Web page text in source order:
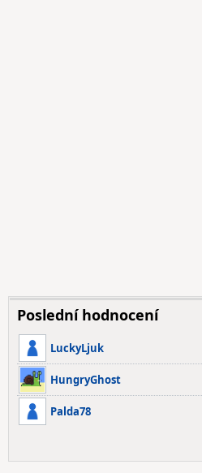
Poslední hodnocení
LuckyLjuk
HungryGhost
Palda78